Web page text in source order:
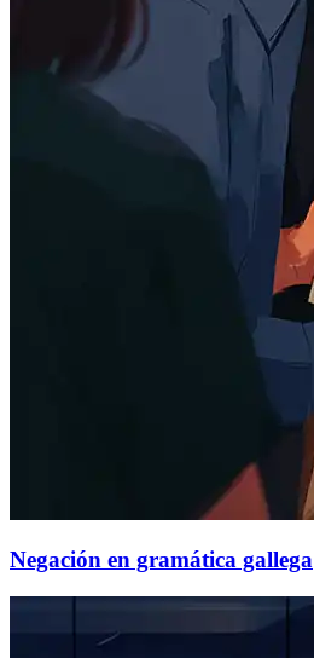
Negación en gramática gallega